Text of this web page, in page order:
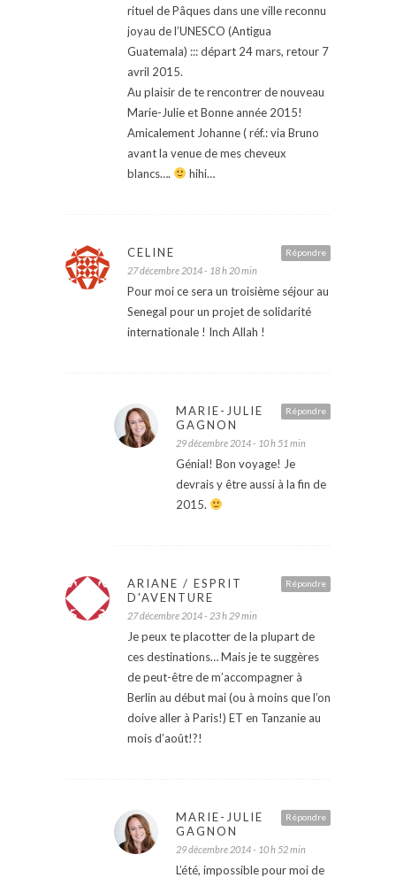
rituel de Pâques dans une ville reconnu
joyau de l’UNESCO (Antigua
Guatemala) ::: départ 24 mars, retour 7
avril 2015.
Au plaisir de te rencontrer de nouveau
Marie-Julie et Bonne année 2015!
Amicalement Johanne ( réf.: via Bruno
avant la venue de mes cheveux
blancs….
hihi…
Répondre
CELINE
27 décembre 2014 - 18 h 20 min
Pour moi ce sera un troisième séjour au
Senegal pour un projet de solidarité
internationale ! Inch Allah !
Répondre
MARIE-JULIE
GAGNON
29 décembre 2014 - 10 h 51 min
Génial! Bon voyage! Je
devrais y être aussi à la fin de
2015.
Répondre
ARIANE / ESPRIT
D'AVENTURE
27 décembre 2014 - 23 h 29 min
Je peux te placotter de la plupart de
ces destinations… Mais je te suggères
de peut-être de m’accompagner à
Berlin au début mai (ou à moins que l’on
doive aller à Paris!) ET en Tanzanie au
mois d’août!?!
Répondre
MARIE-JULIE
GAGNON
29 décembre 2014 - 10 h 52 min
L’été, impossible pour moi de